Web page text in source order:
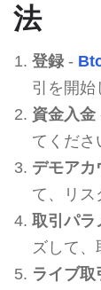
法
登録-
引を開始
資金入金
てくださ
デモアカ
て、リス
取引パラ
ズして、
ライブ取